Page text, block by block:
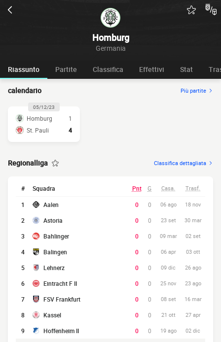
Homburg
Germania
Riassunto Partite Classifica Effettivi Stat
calendario Più partite
05/12/23
Homburg
1
St. Pauli
4
Regionalliga Classifica dettagliata
# Squadra Pnt G Casa. Trasf.
1 Aalen 0 0 06 ago 18 nov
2 Astoria 0 0 23 set 30 mar
3 Bahlinger 0 0 09 mar 02 set
4 Balingen 0 0 06 apr 03 ott
5 Lehnerz 0 0 09 dic 26 ago
6 Eintracht F II 0 0 25 nov 23 ago
7 FSV Frankfurt 0 0 08 set 16 mar
8 Kassel 0 0 21 ott 27 apr
9 Hoffenheim II 0 0 19 ago 02 dic